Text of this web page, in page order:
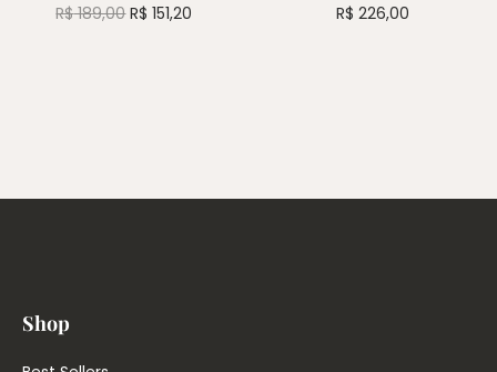
R$189,00 R$ 151,20
R$ 226,00
Shop